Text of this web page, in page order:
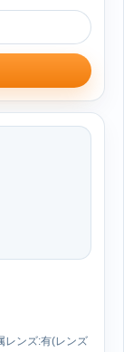
レンズ:有(レンズ